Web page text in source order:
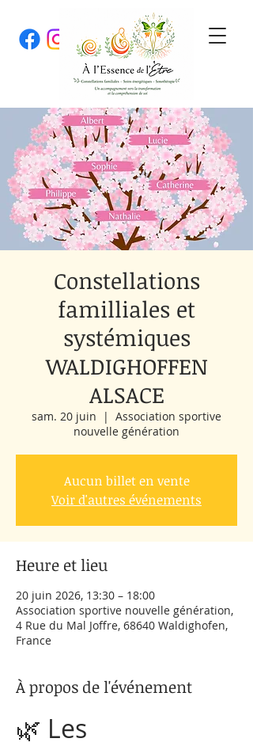
Constellations
familliales et
systémiques
WALDIGHOFFEN
ALSACE
sam. 20 juin
  |
Association sportive
nouvelle génération
Aucun billet en vente
Voir d'autres événements
Heure et lieu
20 juin 2026, 13:30 – 18:00
Association sportive nouvelle génération,
4 Rue du Mal Joffre, 68640 Waldighofen,
France
À propos de l'événement
🌿 Les